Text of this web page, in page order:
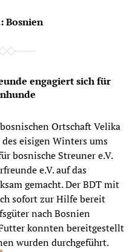
Bosnien
engagiert sich für
Ortschaft Velika
eisigen Winters ums
bosnische Streuner e.V.
e.V. auf das
gemacht. Der BDT mit
sofort zur Hilfe bereit
nach Bosnien
konnten bereitgestellt
wurden durchgeführt.